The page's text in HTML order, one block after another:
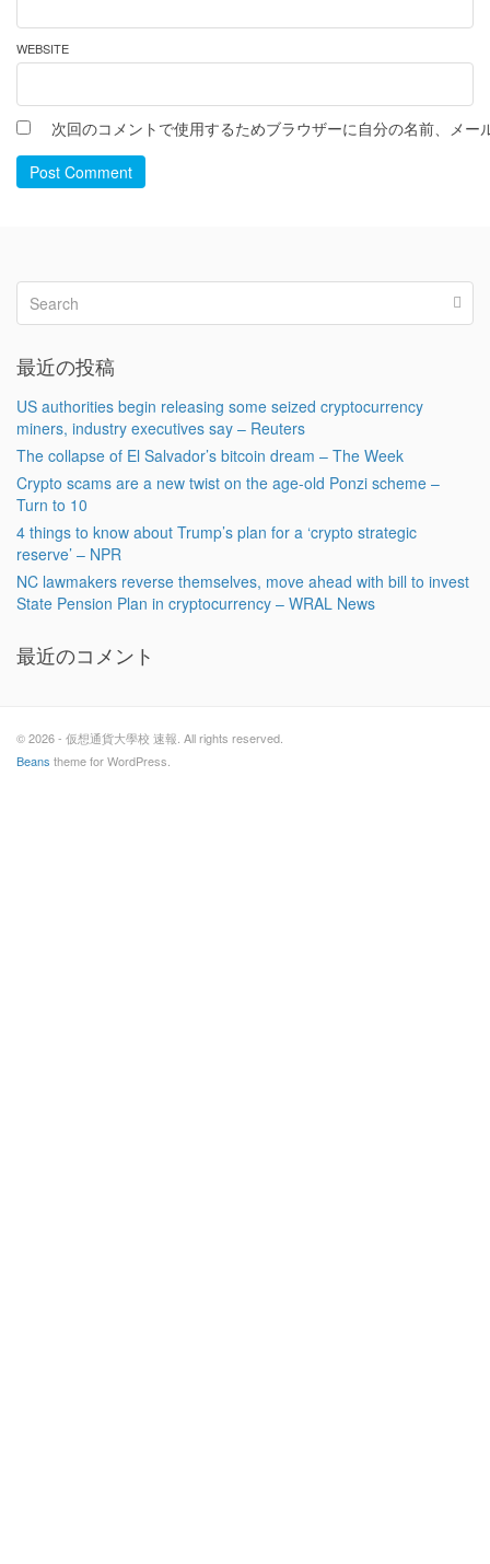
WEBSITE
次回のコメントで使用するためブラウザーに自分の名前、メー
Post Comment
最近の投稿
US authorities begin releasing some seized cryptocurrency
miners, industry executives say – Reuters
The collapse of El Salvador’s bitcoin dream – The Week
Crypto scams are a new twist on the age-old Ponzi scheme –
Turn to 10
4 things to know about Trump’s plan for a ‘crypto strategic
reserve’ – NPR
NC lawmakers reverse themselves, move ahead with bill to invest
State Pension Plan in cryptocurrency – WRAL News
最近のコメント
© 2026 - 仮想通貨大學校 速報. All rights reserved.
Beans theme for WordPress.